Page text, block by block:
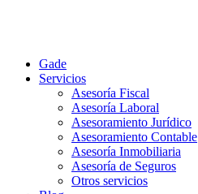
Gade
Servicios
Asesoría Fiscal
Asesoría Laboral
Asesoramiento Jurídico
Asesoramiento Contable
Asesoría Inmobiliaria
Asesoría de Seguros
Otros servicios